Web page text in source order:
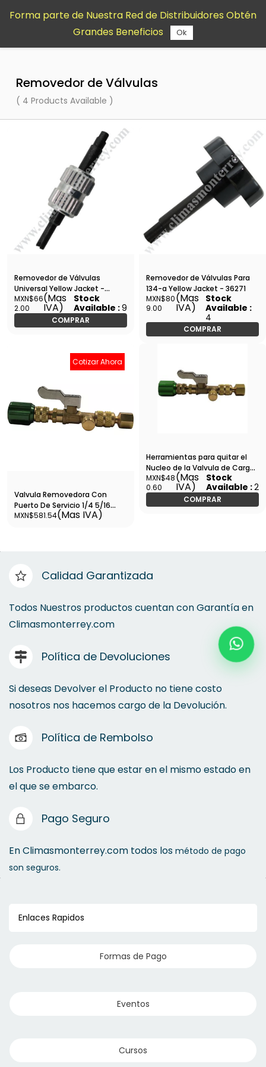
contenido
Removedor de Válvulas
( 4 Products Available )
Removedor de Válvulas
Universal Yellow Jacket -
36270
MXN$66
2.00
(Mas
IVA)
Stock
Available :9
COMPRAR
Removedor de Válvulas Para
134-a Yellow Jacket - 36271
MXN$80
9.00
(Mas
IVA)
Stock
Available :
4
COMPRAR
Cotizar Ahora
Valvula Removedora Con
Puerto De Servicio 1/4 5/16
"Gb" TLVCS2-GB
MXN$581.54(Mas IVA)
Herramientas para quitar el
Nucleo de la Valvula de Carga
- WIP-MVR-1
MXN$48
0.60
(Mas
IVA)
Stock
Available :2
COMPRAR
Calidad Garantizada
Todos Nuestros productos cuentan con Garantía en
Climasmonterrey.com
Política de Devoluciones
Si deseas Devolver el Producto no tiene costo
nosotros nos hacemos cargo de la Devolución.
Política de Rembolso
Los Producto tiene que estar en el mismo estado en
el que se embarco.
Pago Seguro
En Climasmonterrey.com todos los método de pago
son seguros.
Enlaces Rapidos
Formas de Pago
Eventos
Cursos
Forma parte de Nuestra Red de Distribuidores Obtén
Grandes Beneficios
Ok